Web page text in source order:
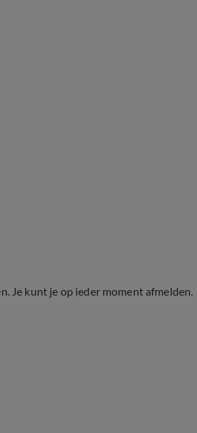
Je kunt je op ieder moment afmelden.